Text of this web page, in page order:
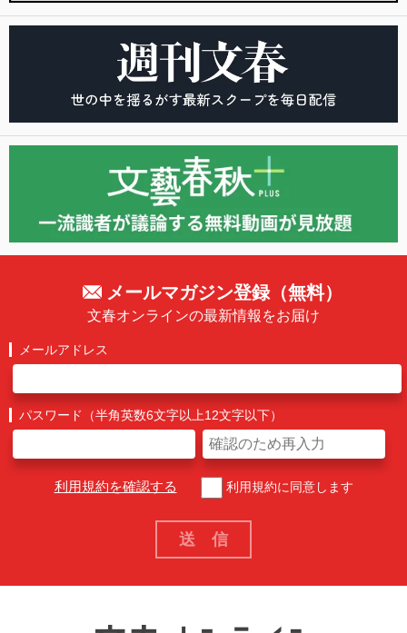
メールマガジン登録（無料）
文春オンラインの最新情報をお届け
メールアドレス
パスワード（半角英数6文字以上12文字以下）
利用規約を確認する 利用規約に同意します